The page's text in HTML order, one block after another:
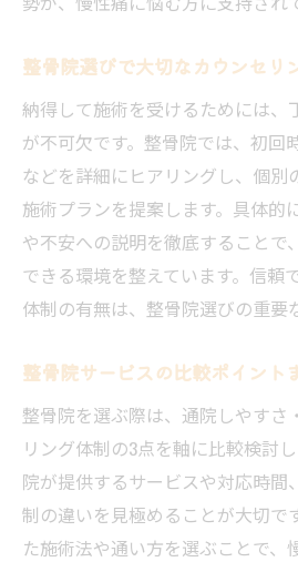
整骨院選びで大切なカウンセリ
納得して施術を受けるためには、
が不可欠です。整骨院では、初回
などを詳細にヒアリングし、個別
施術プランを提案します。具体的
や不安への説明を徹底することで
できる環境を整えています。信頼
体制の有無は、整骨院選びの重要
整骨院サービスの比較ポイント
整骨院を選ぶ際は、通院しやすさ
リング体制の3点を軸に比較検討
院が提供するサービスや対応時間
制の違いを見極めることが大切で
た施術法や通い方を選ぶことで、